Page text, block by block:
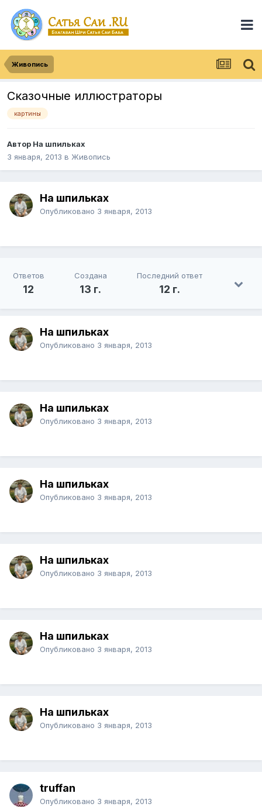
Живопись
Сказочные иллюстраторы
картины
Автор На шпильках
3 января, 2013 в Живопись
На шпильках
Опубликовано 3 января, 2013
Ответов
12
Создана
13 г.
Последний ответ
12 г.
На шпильках
Опубликовано 3 января, 2013
На шпильках
Опубликовано 3 января, 2013
На шпильках
Опубликовано 3 января, 2013
На шпильках
Опубликовано 3 января, 2013
На шпильках
Опубликовано 3 января, 2013
На шпильках
Опубликовано 3 января, 2013
truffan
Опубликовано 3 января, 2013